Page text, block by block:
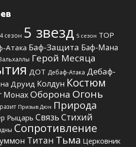
4 сезон 5 звезд 5 сезон TOP
Атака Баф-Защита Баф-Мана
Герой Месяца
ДОТ Дебаф-Атака Дебаф-
Друид Колдун Костюм
Монах Оборона Огонь
Призыв Дюн Природа
Рыцарь Связь Стихий
Сопротивление
Титан Тьма Церковник